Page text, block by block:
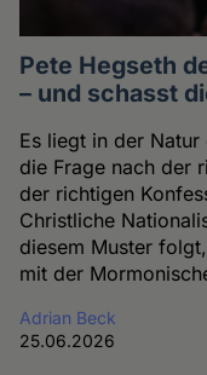
Pete Hegseth
– und schasst
Es liegt in der
die Frage nach der
der richtigen
Christliche
diesem Muster
mit der
Adrian Beck
25.06.2026